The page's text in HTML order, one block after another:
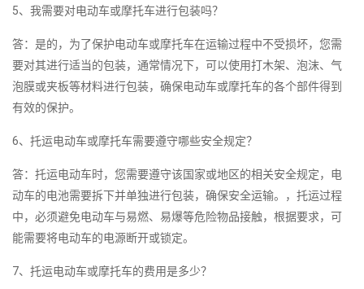
5、我需要对电动车或摩托车进行包装吗？
答：是的，为了保护电动车或摩托车在运输过程中不受损坏，您需
要对其进行适当的包装，通常情况下，可以使用打木架、泡沫、气
泡膜或夹板等材料进行包装，确保电动车或摩托车的各个部件得到
有效的保护。
6、托运电动车或摩托车需要遵守哪些安全规定？
答：托运电动车时，您需要遵守该国家或地区的相关安全规定，电
动车的电池需要拆下并单独进行包装，确保安全运输。，托运过程
中，必须避免电动车与易燃、易爆等危险物品接触，根据要求，可
能需要将电动车的电源断开或锁定。
7、托运电动车或摩托车的费用是多少？